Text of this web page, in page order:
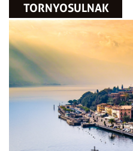
TORNYOSULNAK